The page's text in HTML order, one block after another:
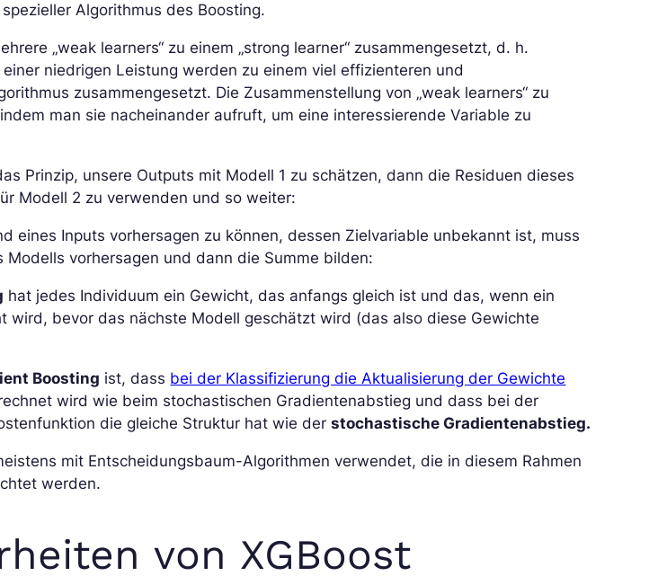
Algorithmus des Boosting.
„weak learners“ zu einem „strong learner“ zusammengesetzt, d. h.
niedrigen Leistung werden zu einem viel effizienteren und
zusammengesetzt. Die Zusammenstellung von „weak learners“ zu
man sie nacheinander aufruft, um eine interessierende Variable zu
Prinzip, unsere Outputs mit Modell 1 zu schätzen, dann die Residuen dieses
Modell 2 zu verwenden und so weiter:
eines Inputs vorhersagen zu können, dessen Zielvariable unbekannt ist, muss
Modells vorhersagen und dann die Summe bilden:
hat jedes Individuum ein Gewicht, das anfangs gleich ist und das, wenn ein
wird, bevor das nächste Modell geschätzt wird (das also diese Gewichte
Boosting ist, dass bei der Klassifizierung die Aktualisierung der Gewichte
wird wie beim stochastischen Gradientenabstieg und dass bei der
die gleiche Struktur hat wie derstochastische Gradientenabstieg.
mit Entscheidungsbaum-Algorithmen verwendet, die in diesem Rahmen
werden.
von XGBoost